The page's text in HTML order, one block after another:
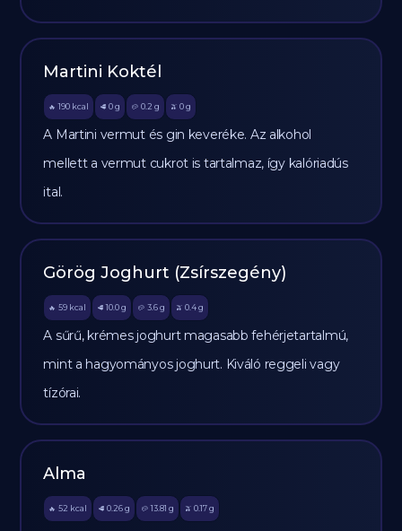
Martini Koktél
🔥 190 kcal 🥩 0 g 🥔 0.2 g 🫒 0 g
A Martini vermut és gin keveréke. Az alkohol
mellett a vermut cukrot is tartalmaz, így kalóriadús
ital.
Görög Joghurt (Zsírszegény)
🔥 59 kcal 🥩 10.0 g 🥔 3.6g 🫒 0.4 g
A sűrű, krémes joghurt magasabb fehérjetartalmú,
mint a hagyományos joghurt. Kiváló reggeli vagy
tízórai.
Alma
🔥 52 kcal 🥩 0.26 g 🥔 13.81 g 🫒 0.17 g